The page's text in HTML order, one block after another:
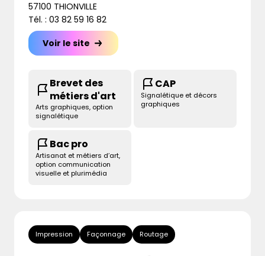
57100 THIONVILLE
Tél. : 03 82 59 16 82
Voir le site
Brevet des
métiers d'art
Arts graphiques, option
signalétique
CAP
Signalétique et décors
graphiques
Bac pro
Artisanat et métiers d’art,
option communication
visuelle et plurimédia
Impression Façonnage Routage